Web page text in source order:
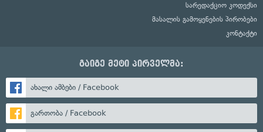
სარედაქციო კოდექსი
მასალის გამოყენების პირობები
კონტაქტი
გაიგე მეტი პირველმა:
ახალი ამბები / Facebook
გართობა / Facebook